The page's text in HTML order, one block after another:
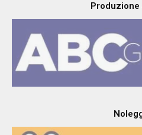
Produzione